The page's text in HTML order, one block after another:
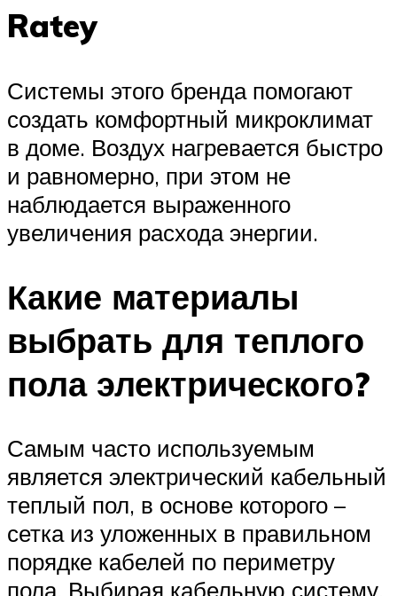
Ratey
Системы этого бренда помогают
создать комфортный микроклимат
в доме. Воздух нагревается быстро
и равномерно, при этом не
наблюдается выраженного
увеличения расхода энергии.
Какие материалы
выбрать для теплого
пола электрического?
Самым часто используемым
является электрический кабельный
теплый пол, в основе которого –
сетка из уложенных в правильном
порядке кабелей по периметру
пола. Выбирая кабельную систему,